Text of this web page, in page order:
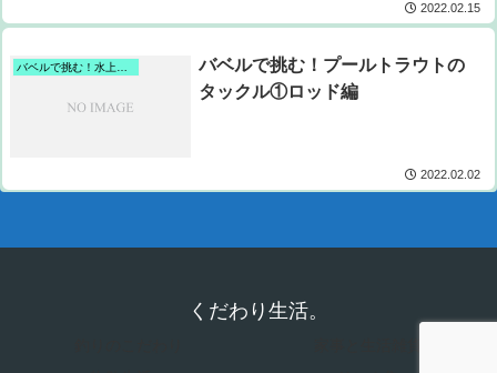
2022.02.15
バベルで挑む！水上公園プールトラウト攻略計画。
バベルで挑む！プールトラウトの
タックル①ロッド編
2022.02.02
くだわり生活。